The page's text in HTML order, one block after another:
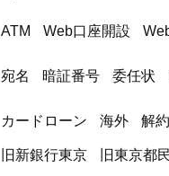
ATM Web口座開設
宛名 暗証番号 委任状
カードローン 海外 解約
旧新銀行東京 旧東京都